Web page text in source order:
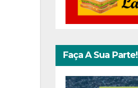
Faça A Sua Parte!